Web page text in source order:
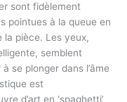
sont fidèlement
pointues à la queue en
la pièce. Les yeux,
semblent
se plonger dans l’âme
est
d’art en ‘spaghetti’